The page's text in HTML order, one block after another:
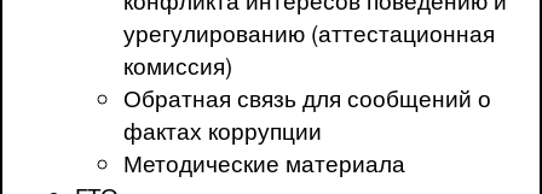
урегулированию (аттестационная
комиссия)
Обратная связь для сообщений о
фактах коррупции
Методические материала